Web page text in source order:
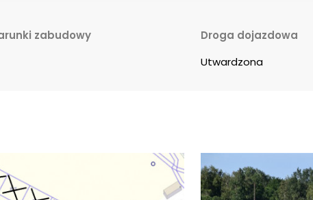
zabudowy
Droga dojazdowa
Utwardzona